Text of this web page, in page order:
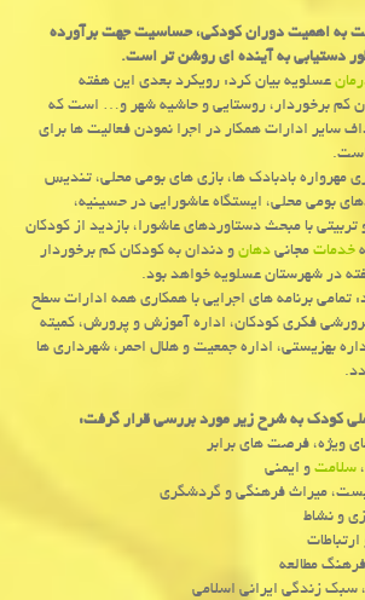
به اهمیت دوران كودكی، حساسیت جهت برآورده
دستیابی به آینده ای روشن تر است.
عسلویه بیان كرد: رویكرد بعدی این هفته
كم برخوردار، روستایی و حاشیه شهر و… است كه
سایر ادارات همكار در اجرا نمودن فعالیت ها برای
مهرواره بادبادك ها، بازی های بومی محلی، تندیس
بومی محلی، ایستگاه عاشورایی در حسینیه،
با مبحث دستاوردهای عاشورا، بازدید از كودكان
خدماتمجانیدهانو دندان به كودكان كم برخوردار
در شهرستان عسلویه خواهد بود.
تمامی برنامه های اجرایی با همكاری همه ادارات سطح
فكری كودكان، اداره آموزش و پرورش، كمیته
بهزیستی، اداره جمعیت و هلال احمر، شهرداری ها
كودك به شرح زیر مورد بررسی قرار گرفت:
ویژه، فرصت های برابر
سلامتو ایمنی
میراث فرهنگی و گردشگری
و نشاط
مطالعه
سبك زندگی ایرانی اسلامی